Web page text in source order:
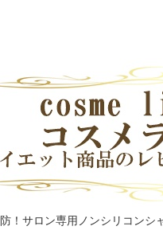
！サロン専用ノンシリコンシ